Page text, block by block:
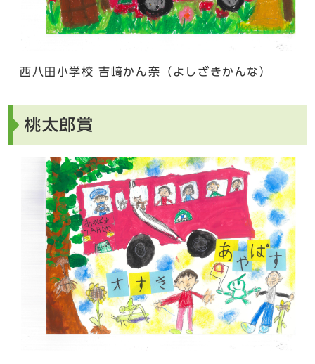
西八田小学校 吉﨑かん奈（よしざきかんな）
桃太郎賞